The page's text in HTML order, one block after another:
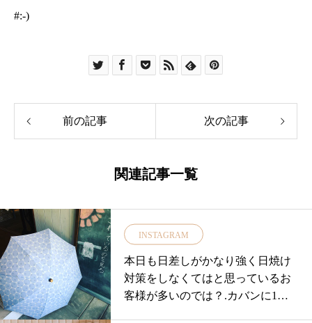
#:-)
前の記事 次の記事
関連記事一覧
INSTAGRAM
本日も日差しがかなり強く日焼け
対策をしなくてはと思っているお
客様が多いのでは？.カバンに1本♪